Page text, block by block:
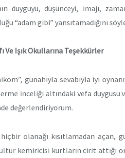
duyguyu, düşünceyi, imajı,
“adam gibi” yansıtamadığını
Ve Işık Okullarına Teşekkürler
günahıyla sevabıyla iyi
inceliği altındaki vefa duygusu
değerlendiriyorum.
olanağı kısıtlamadan açan,
kemiricisi kurtların cirit attığı